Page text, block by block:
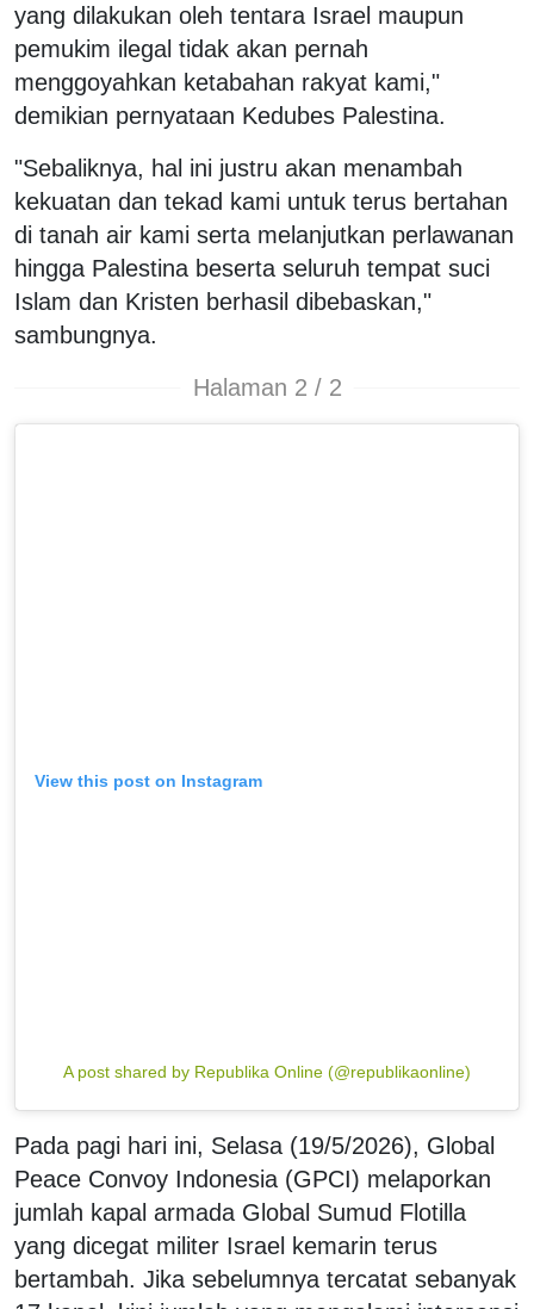
yang dilakukan oleh tentara Israel maupun
pemukim ilegal tidak akan pernah
menggoyahkan ketabahan rakyat kami,"
demikian pernyataan Kedubes Palestina.
"Sebaliknya, hal ini justru akan menambah
kekuatan dan tekad kami untuk terus bertahan
di tanah air kami serta melanjutkan perlawanan
hingga Palestina beserta seluruh tempat suci
Islam dan Kristen berhasil dibebaskan,"
sambungnya.
Halaman 2 / 2
View this post on Instagram
A post shared by Republika Online (@republikaonline)
Pada pagi hari ini, Selasa (19/5/2026), Global
Peace Convoy Indonesia (GPCI) melaporkan
jumlah kapal armada Global Sumud Flotilla
yang dicegat militer Israel kemarin terus
bertambah. Jika sebelumnya tercatat sebanyak